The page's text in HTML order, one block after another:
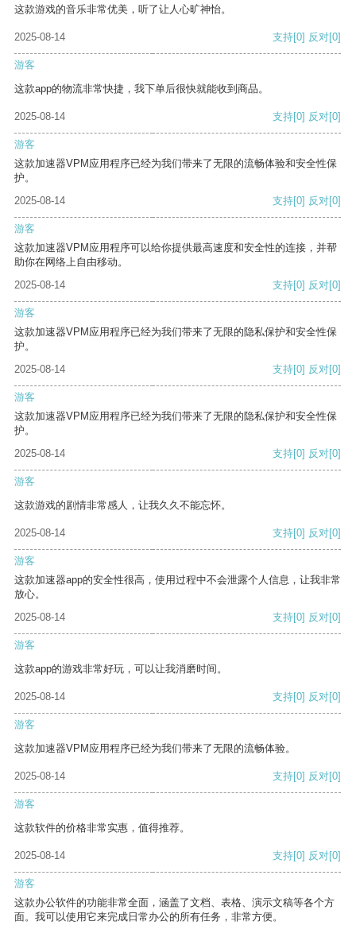
这款游戏的音乐非常优美，听了让人心旷神怡。
2025-08-14 支持[0] 反对[0]
游客
这款app的物流非常快捷，我下单后很快就能收到商品。
2025-08-14 支持[0] 反对[0]
游客
这款加速器VPM应用程序已经为我们带来了无限的流畅体验和安全性保
护。
2025-08-14
支持[0] 反对[0]
游客
这款加速器VPM应用程序可以给你提供最高速度和安全性的连接，并帮
助你在网络上自由移动。
2025-08-14
支持[0] 反对[0]
游客
这款加速器VPM应用程序已经为我们带来了无限的隐私保护和安全性保
护。
2025-08-14
支持[0] 反对[0]
游客
这款加速器VPM应用程序已经为我们带来了无限的隐私保护和安全性保
护。
2025-08-14
支持[0] 反对[0]
游客
这款游戏的剧情非常感人，让我久久不能忘怀。
2025-08-14 支持[0] 反对[0]
游客
这款加速器app的安全性很高，使用过程中不会泄露个人信息，让我非常
放心。
2025-08-14
支持[0] 反对[0]
游客
这款app的游戏非常好玩，可以让我消磨时间。
2025-08-14 支持[0] 反对[0]
游客
这款加速器VPM应用程序已经为我们带来了无限的流畅体验。
2025-08-14 支持[0] 反对[0]
游客
这款软件的价格非常实惠，值得推荐。
2025-08-14 支持[0] 反对[0]
游客
这款办公软件的功能非常全面，涵盖了文档、表格、演示文稿等各个方
面。我可以使用它来完成日常办公的所有任务，非常方便。